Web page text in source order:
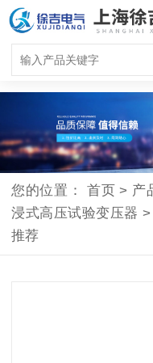
您的位置： 首页 > 产
浸式高压试验变压器 >
推荐